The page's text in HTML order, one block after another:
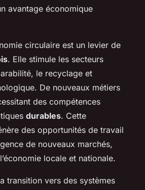
avantage économique
circulaire est un levier de
. Elle stimule les secteurs
le recyclage et
De nouveaux métiers
des compétences
durables. Cette
des opportunités de travail
de nouveaux marchés,
locale et nationale.
transition vers des systèmes